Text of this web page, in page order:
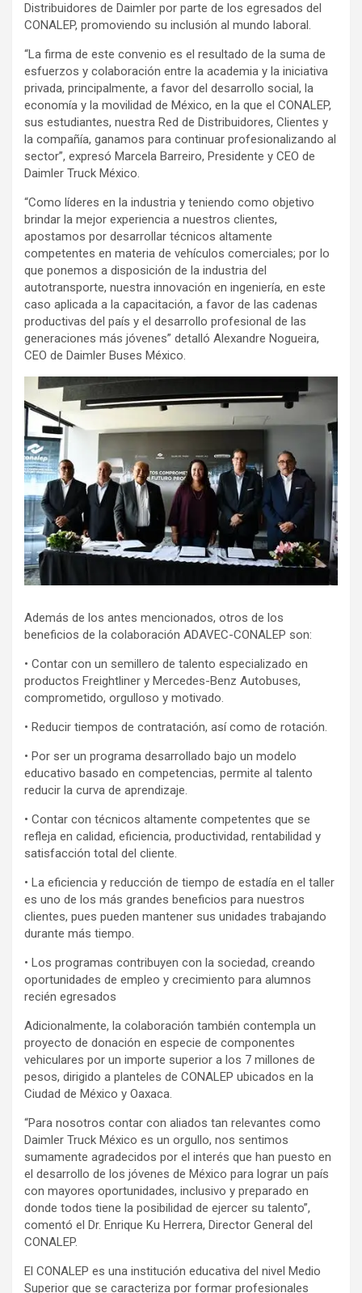
Distribuidores de Daimler por parte de los egresados del
CONALEP, promoviendo su inclusión al mundo laboral.
“La firma de este convenio es el resultado de la suma de
esfuerzos y colaboración entre la academia y la iniciativa
privada, principalmente, a favor del desarrollo social, la
economía y la movilidad de México, en la que el CONALEP,
sus estudiantes, nuestra Red de Distribuidores, Clientes y
la compañía, ganamos para continuar profesionalizando al
sector”, expresó Marcela Barreiro, Presidente y CEO de
Daimler Truck México.
“Como líderes en la industria y teniendo como objetivo
brindar la mejor experiencia a nuestros clientes,
apostamos por desarrollar técnicos altamente
competentes en materia de vehículos comerciales; por lo
que ponemos a disposición de la industria del
autotransporte, nuestra innovación en ingeniería, en este
caso aplicada a la capacitación, a favor de las cadenas
productivas del país y el desarrollo profesional de las
generaciones más jóvenes” detalló Alexandre Nogueira,
CEO de Daimler Buses México.
Además de los antes mencionados, otros de los
beneficios de la colaboración ADAVEC-CONALEP son:
• Contar con un semillero de talento especializado en
productos Freightliner y Mercedes-Benz Autobuses,
comprometido, orgulloso y motivado.
• Reducir tiempos de contratación, así como de rotación.
• Por ser un programa desarrollado bajo un modelo
educativo basado en competencias, permite al talento
reducir la curva de aprendizaje.
• Contar con técnicos altamente competentes que se
refleja en calidad, eficiencia, productividad, rentabilidad y
satisfacción total del cliente.
• La eficiencia y reducción de tiempo de estadía en el taller
es uno de los más grandes beneficios para nuestros
clientes, pues pueden mantener sus unidades trabajando
durante más tiempo.
• Los programas contribuyen con la sociedad, creando
oportunidades de empleo y crecimiento para alumnos
recién egresados
Adicionalmente, la colaboración también contempla un
proyecto de donación en especie de componentes
vehiculares por un importe superior a los 7 millones de
pesos, dirigido a planteles de CONALEP ubicados en la
Ciudad de México y Oaxaca.
“Para nosotros contar con aliados tan relevantes como
Daimler Truck México es un orgullo, nos sentimos
sumamente agradecidos por el interés que han puesto en
el desarrollo de los jóvenes de México para lograr un país
con mayores oportunidades, inclusivo y preparado en
donde todos tiene la posibilidad de ejercer su talento”,
comentó el Dr. Enrique Ku Herrera, Director General del
CONALEP.
El CONALEP es una institución educativa del nivel Medio
Superior que se caracteriza por formar profesionales